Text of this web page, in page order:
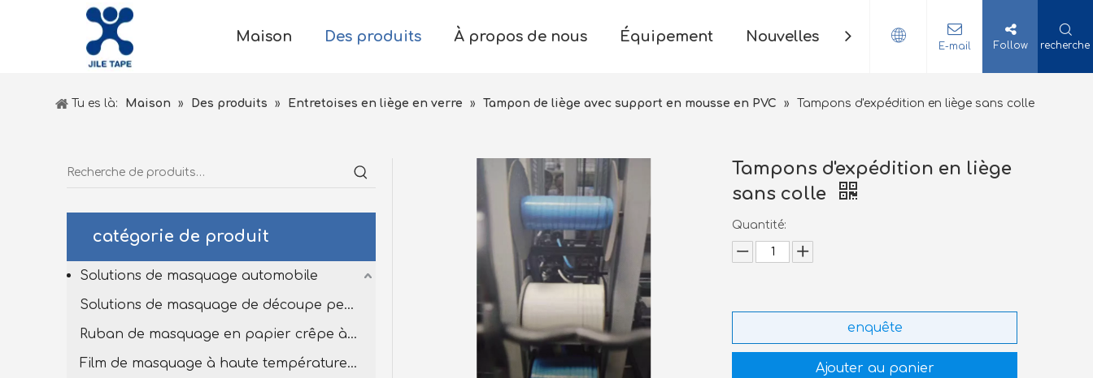
Maison Des produits À propos de nous Équipement Nouvelles Contact
E-mail Follow recherche
Tu es là: Maison » Des produits » Entretoises en liège en verre » Tampon de liège avec support en mousse en PVC » Tampons d'expédition en liège sans colle
catégorie de produit
Solutions de masquage automobile
Solutions de masquage de découpe personnalisées
Ruban de masquage en papier crêpe à haut tempête
Film de masquage à haute température pour la peinture
Tampons d'expédition en liège
sans colle
Quantité:
enquête
Ajouter au panier